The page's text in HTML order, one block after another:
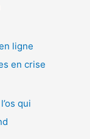
ligne
en crise
qui